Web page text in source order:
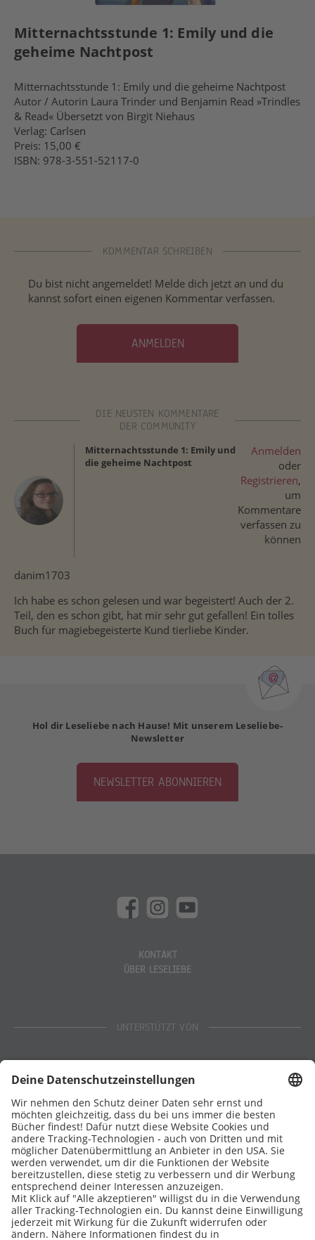
Mitternachtsstunde 1: Emily und die
geheime Nachtpost
Mitternachtsstunde 1: Emily und die geheime Nachtpost
Autor / Autorin Laura Trinder und Benjamin Read »Trindles
& Read« Übersetzt von Birgit Niehaus
Verlag: Carlsen
Preis: 15,00 €
ISBN: 978-3-551-52117-0
KOMMENTAR SCHREIBEN
Du bist nicht angemeldet! Melde dich jetzt an und du
kannst sofort einen eigenen Kommentar verfassen.
ANMELDEN
DIE NEUSTEN KOMMENTARE
DER COMMUNITY
danim1703
Mitternachtsstunde 1: Emily und
die geheime Nachtpost
Anmelden
oder
Registrieren,
um
Kommentare
verfassen zu
können
Ich habe es schon gelesen und war begeistert! Auch der 2.
Teil, den es schon gibt, hat mir sehr gut gefallen! Ein tolles
Buch für magiebegeisterte Kund tierliebe Kinder.
Hol dir Leseliebe nach Hause! Mit unserem Leseliebe-
Newsletter
NEWSLETTER ABONNIEREN
KONTAKT
ÜBER LESELIEBE
UNTERSTÜTZT VON
Stiftung Lesen
DATENSCHUTZ
IMPRESSUM